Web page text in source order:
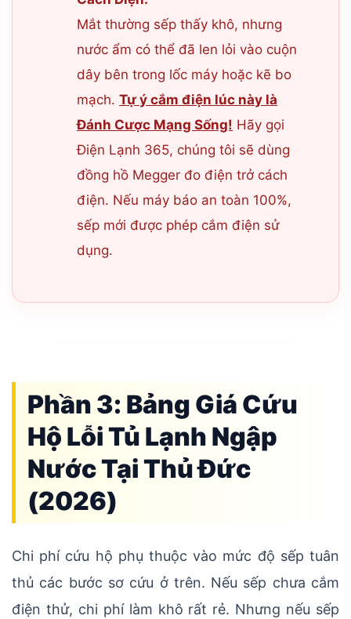
Mắt thường sếp thấy khô, nhưng
nước ẩm có thể đã len lỏi vào cuộn
dây bên trong lốc máy hoặc kẽ bo
mạch.Tự ý cắm điện lúc này là
Đánh Cược Mạng Sống! Hãy gọi
Điện Lạnh 365, chúng tôi sẽ dùng
đồng hồ Megger đo điện trở cách
điện. Nếu máy báo an toàn 100%,
sếp mới được phép cắm điện sử
dụng.
Phần 3: Bảng Giá Cứu
Hộ Lỗi Tủ Lạnh Ngập
Nước Tại Thủ Đức
(2026)
Chi phí cứu hộ phụ thuộc vào mức độ sếp tuân
thủ các bước sơ cứu ở trên. Nếu sếp chưa cắm
điện thử, chi phí làm khô rất rẻ. Nhưng nếu sếp